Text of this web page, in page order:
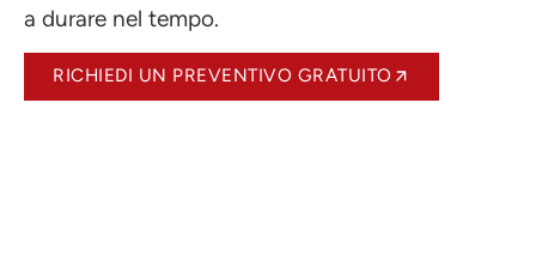
a durare nel tempo.
RICHIEDI UN PREVENTIVO GRATUITO